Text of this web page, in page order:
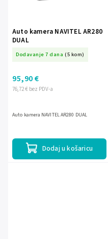
Auto kamera NAVITEL AR280
DUAL
Dodavanje 7 dana (5 kom)
76,72 € bez PDV-a
95,90 €
Dodaj u košaricu
Auto kamera NAVITEL AR280 DUAL